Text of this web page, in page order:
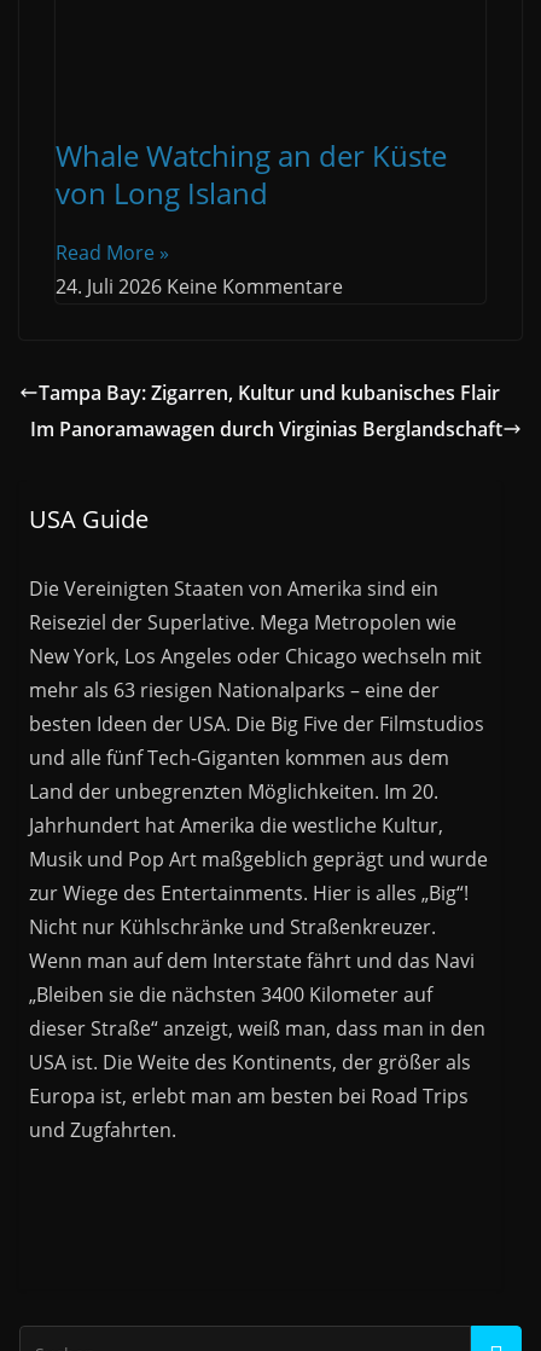
Whale Watching an der Küste
von Long Island
Read More »
24. Juli 2026 Keine Kommentare
Tampa Bay: Zigarren, Kultur und kubanisches Flair
Im Panoramawagen durch Virginias Berglandschaft
USA Guide
Die Vereinigten Staaten von Amerika sind ein
Reiseziel der Superlative. Mega Metropolen wie
New York, Los Angeles oder Chicago wechseln mit
mehr als 63 riesigen Nationalparks – eine der
besten Ideen der USA. Die Big Five der Filmstudios
und alle fünf Tech-Giganten kommen aus dem
Land der unbegrenzten Möglichkeiten. Im 20.
Jahrhundert hat Amerika die westliche Kultur,
Musik und Pop Art maßgeblich geprägt und wurde
zur Wiege des Entertainments. Hier is alles „Big“!
Nicht nur Kühlschränke und Straßenkreuzer.
Wenn man auf dem Interstate fährt und das Navi
„Bleiben sie die nächsten 3400 Kilometer auf
dieser Straße“ anzeigt, weiß man, dass man in den
USA ist. Die Weite des Kontinents, der größer als
Europa ist, erlebt man am besten bei Road Trips
und Zugfahrten.